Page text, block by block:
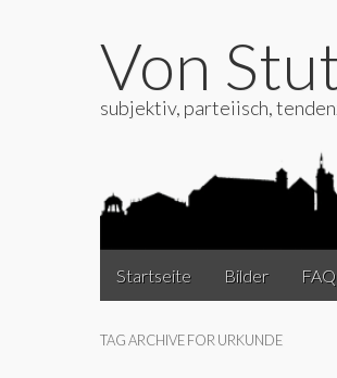
Von
subjektiv, parteiisch,
Main
menu
Startseite Bilder FAQ
TAG ARCHIVE FOR URKUNDE